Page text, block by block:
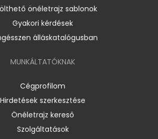
önéletrajz sablonok
Gyakori kérdések
álláskatalógusban
MUNKÁLTATÓKNAK
Cégprofilom
Hirdetések szerkesztése
Önéletrajz kereső
Szolgáltatások